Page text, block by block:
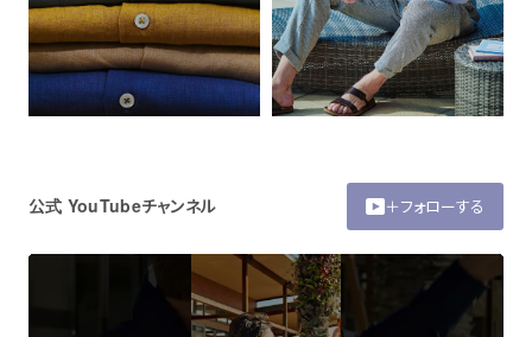
公式 YouTubeチャンネル ＋フォローする